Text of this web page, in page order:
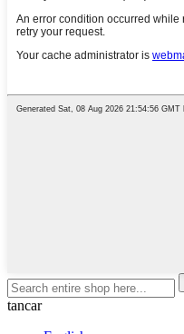
tancar